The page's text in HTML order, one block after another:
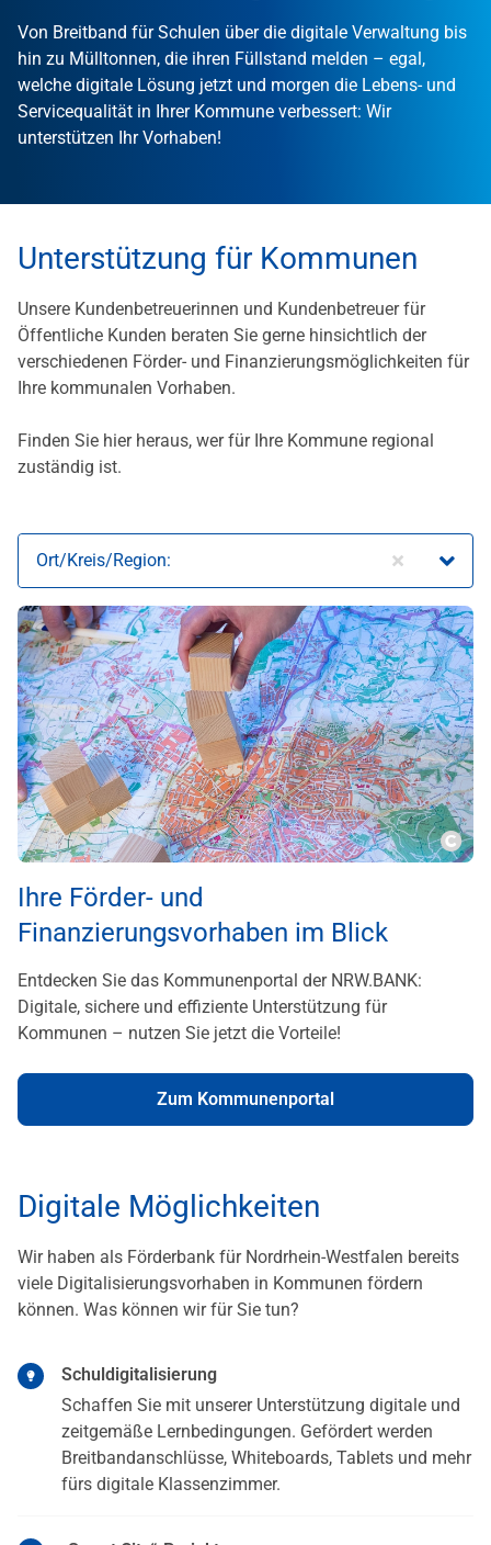
Von Breitband für Schulen über die digitale Verwaltung bis
hin zu Mülltonnen, die ihren Füllstand melden – egal,
welche digitale Lösung jetzt und morgen die Lebens- und
Servicequalität in Ihrer Kommune verbessert: Wir
unterstützen Ihr Vorhaben!
Unterstützung für Kommunen
Unsere Kundenbetreuerinnen und Kundenbetreuer für
Öffentliche Kunden beraten Sie gerne hinsichtlich der
verschiedenen Förder- und Finanzierungsmöglichkeiten für
Ihre kommunalen Vorhaben.
Finden Sie hier heraus, wer für Ihre Kommune regional
zuständig ist.
Ort/Kreis/Region:
Ihre Förder- und
Finanzierungsvorhaben im Blick
Entdecken Sie das Kommunenportal der NRW.BANK:
Digitale, sichere und effiziente Unterstützung für
Kommunen – nutzen Sie jetzt die Vorteile!
Zum Kommunenportal
Digitale Möglichkeiten
Wir haben als Förderbank für Nordrhein-Westfalen bereits
viele Digitalisierungsvorhaben in Kommunen fördern
können. Was können wir für Sie tun?
Schuldigitalisierung
Schaffen Sie mit unserer Unterstützung digitale und
zeitgemäße Lernbedingungen. Gefördert werden
Breitbandanschlüsse, Whiteboards, Tablets und mehr
fürs digitale Klassenzimmer.